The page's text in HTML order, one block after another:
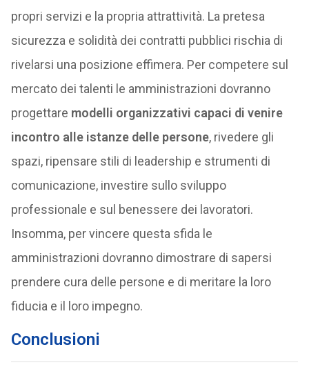
propri servizi e la propria attrattività. La pretesa
sicurezza e solidità dei contratti pubblici rischia di
rivelarsi una posizione effimera. Per competere sul
mercato dei talenti le amministrazioni dovranno
progettare modelli organizzativi capaci di venire
incontro alle istanze delle persone, rivedere gli
spazi, ripensare stili di leadership e strumenti di
comunicazione, investire sullo sviluppo
professionale e sul benessere dei lavoratori.
Insomma, per vincere questa sfida le
amministrazioni dovranno dimostrare di sapersi
prendere cura delle persone e di meritare la loro
fiducia e il loro impegno.
Conclusioni